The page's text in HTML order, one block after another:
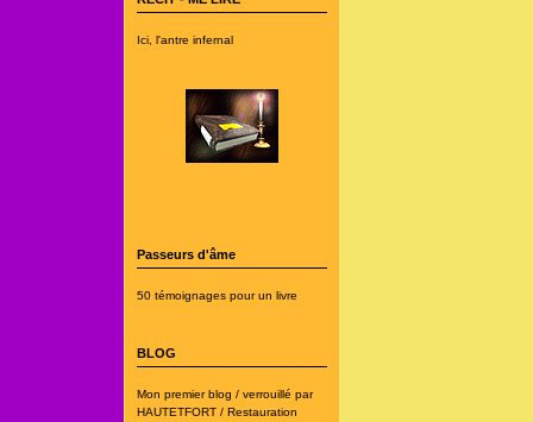
Ici, l'antre infernal
Passeurs d'âme
50 témoignages pour un livre
BLOG
Mon premier blog / verrouillé par
HAUTETFORT / Restauration